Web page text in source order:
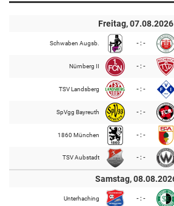
Freitag, 07.08.2026
Schwaben Augsb. - : -
Nürnberg II - : -
TSV Landsberg - : -
SpVgg Bayreuth - : -
1860 München - : -
TSV Aubstadt - : -
Samstag,
Unterhaching - : -